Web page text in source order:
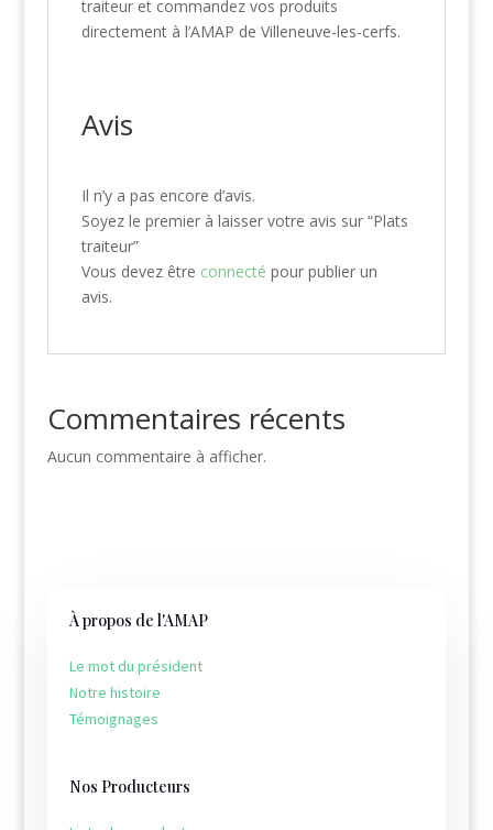
traiteur et commandez vos produits
directement à l’AMAP de Villeneuve-les-cerfs.
Avis
Il n’y a pas encore d’avis.
Soyez le premier à laisser votre avis sur “Plats
traiteur”
Vous devez être connecté pour publier un
avis.
Commentaires récents
Aucun commentaire à afficher.
À propos de l'AMAP
Le mot du président
Notre histoire
Témoignages
Nos Producteurs